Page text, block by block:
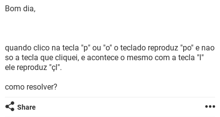
INSTAGRAM
OUTLOOK
GUIA DE COMPRAS
JOGOS
INSTAGRAM
GUIA DE COMPRAS
Bom dia,
quando clico na tecla "p" ou "o" o teclado reproduz "po" e nao
so a tecla que cliquei, e acontece o mesmo com a tecla "l"
ele reproduz "çl".
como resolver?
Share